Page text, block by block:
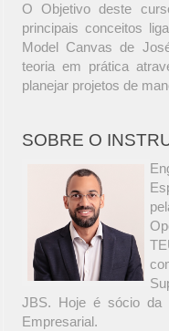
O Objetivo deste
principais conceitos
Model Canvas de
teoria em prática
planejar projetos de
SOBRE O
JBS. Hoje é sócio da
Empresarial.